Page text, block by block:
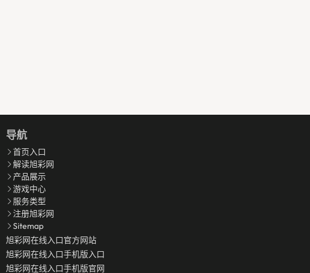
导航
首页入口
解读旭彩网
产品展示
游戏中心
服务类型
注册旭彩网
Sitemap
旭彩网在线入口官方网站
旭彩网在线入口手机版入口
旭彩网在线入口手机版官网